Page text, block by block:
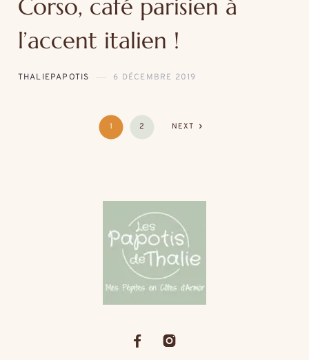
Corso, café parisien à
l’accent italien !
THALIEPAPOTIS 6 DÉCEMBRE 2019
1 2 NEXT